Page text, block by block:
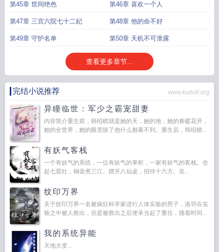
第45章 世间绝色 第46章 喜欢一个人
第47章 三宫六院七十二妃 第48章 他的命不好
第49章 守护名单 第50章 天机不可泄露
查看更多章节...
完结小说推荐 www.kudu8.org
异瞳临世：军少之霸宠甜妻
内容简介重生前，韩绍棋就是她的天，她的地，她的春暖花开，
她的全世界，她的眼里除了他什么都看不到。重生后，韩绍棋...
有妖气客栈
一个有妖气的系统，一位有妖气的掌柜，一家有妖气的客栈。垒
起七星灶，铜壶煮三江。摆开八仙桌，招待十六方。笑...
纹印万界
关于纹印万界一名被疯狂科学家进行人体实验的男子，洛羽在实
验之中被人救出，但是被救出之后便承当起了重任，随着时间...
我的系统异能
天地大变...